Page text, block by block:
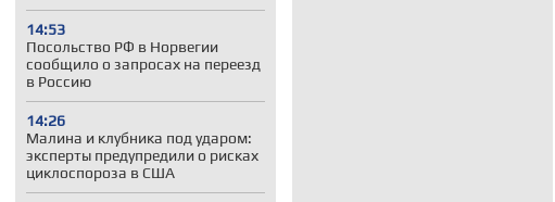
14:53
Посольство РФ в Норвегии
сообщило о запросах на переезд
в Россию
14:26
Малина и клубника под ударом:
эксперты предупредили о рисках
циклоспороза в США